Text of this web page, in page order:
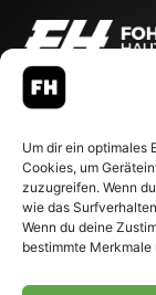
Um dir ein optimales
Cookies, um
zuzugreifen. Wenn
wie das
Wenn du deine
bestimmte
© 2007-2026
– Alle rechte
offiziell
bei der Deutschen
Nationalbibliothek
8233). Nachdruck
auszugsweise, nur